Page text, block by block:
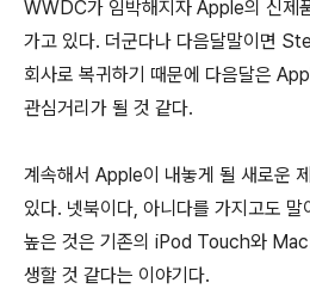
WWDC가 임박해지자 Apple의 신제
가고 있다. 더군다나 다음달말이면
회사로 복귀하기 때문에 다음달은
관심거리가 될 것 같다.
계속해서 Apple이 내놓게 될 새로운
있다. 넷북이다, 아니다를 가지고도 말
높은 것은 기존의 iPod Touch와
생할 것 같다는 이야기다.